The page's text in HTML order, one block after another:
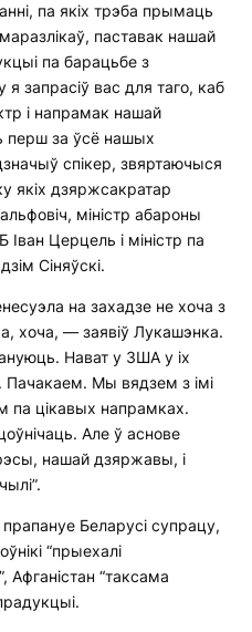
па якіх трэба прымаць
паставак нашай
па барацьбе з
я запрасіў вас для таго, каб
і напрамак нашай
перш за ўсё нашых
спікер, звяртаючыся
якіх дзяржсакратар
міністр абароны
Церцель і міністр па
Сіняўскі.
на захадзе не хоча з
хоча, — заявіў Лукашэнка.
Нават у ЗША у іх
Пачакаем. Мы вядзем з імі
па цікавых напрамках.
Але ў аснове
нашай дзяржавы, і
Беларусі супрацу,
“прыехалі
“таксама